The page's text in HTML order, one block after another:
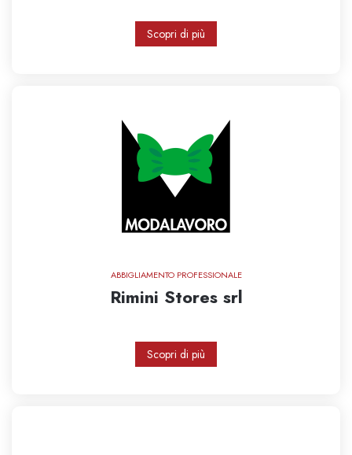
Scopri di più
ABBIGLIAMENTO PROFESSIONALE
Rimini Stores srl
Scopri di più